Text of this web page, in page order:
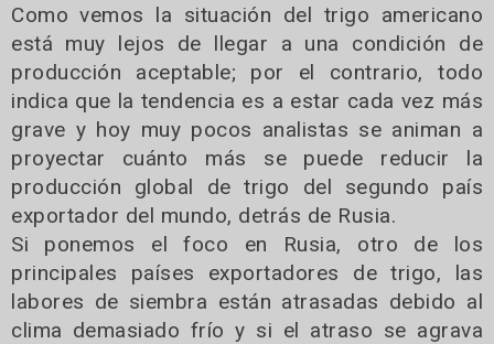
Como vemos la situación del trigo americano
está muy lejos de llegar a una condición de
producción aceptable; por el contrario, todo
indica que la tendencia es a estar cada vez más
grave y hoy muy pocos analistas se animan a
proyectar cuánto más se puede reducir la
producción global de trigo del segundo país
exportador del mundo, detrás de Rusia.
Si ponemos el foco en Rusia, otro de los
principales países exportadores de trigo, las
labores de siembra están atrasadas debido al
clima demasiado frío y si el atraso se agrava